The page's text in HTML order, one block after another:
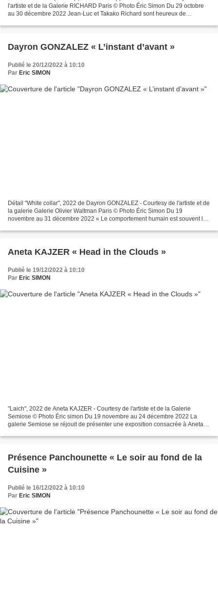
l'artiste et de la Galerie RICHARD Paris © Photo Éric Simon Du 29 octobre
au 30 décembre 2022 Jean-Luc et Takako Richard sont heureux de
Dayron GONZALEZ « L’instant d’avant »
Publié le 20/12/2022 à 10:10
Par Eric SIMON
Détail "White collar", 2022 de Dayron GONZALEZ - Courtesy de l'artiste et de
la galerie Galerie Olivier Waltman Paris © Photo Éric Simon Du 19
novembre au 31 décembre 2022 « Le comportement humain est souvent le
Aneta KAJZER « Head in the Clouds »
Publié le 19/12/2022 à 10:10
Par Eric SIMON
"Laich", 2022 de Aneta KAJZER - Courtesy de l'artiste et de la Galerie
Semiose © Photo Éric simon Du 19 novembre au 24 décembre 2022 La
galerie Semiose se réjouit de présenter une exposition consacrée à Aneta
Présence Panchounette « Le soir au fond de la
Cuisine »
Publié le 16/12/2022 à 10:10
Par Eric SIMON